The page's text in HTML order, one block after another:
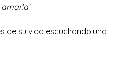
amarla“.
de su vida escuchando una